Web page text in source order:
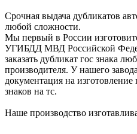
Срочная выдача дубликатов
любой сложности.
Мы первый в России
УГИБДД МВД Российской
заказать дубликат гос знака
производителя. У нашего
документация на
знаков на тс.
Наше производство